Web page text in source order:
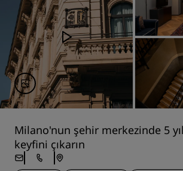
Milano'nun şehir merkezinde 5
keyfini çıkarın